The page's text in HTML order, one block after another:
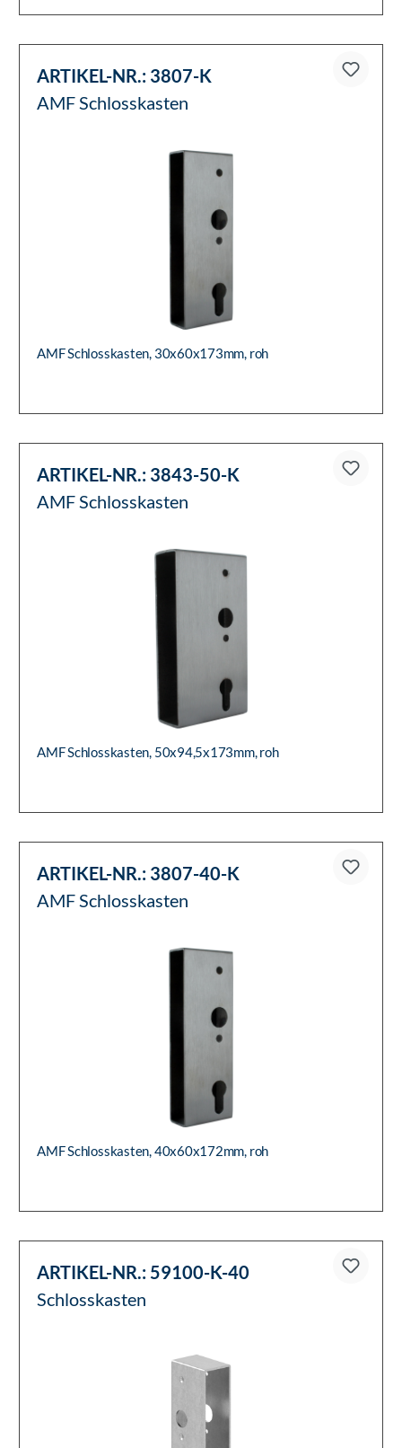
ARTIKEL-NR.: 3807-K
AMF Schlosskasten
AMF Schlosskasten, 30x60x173mm, roh
ARTIKEL-NR.: 3843-50-K
AMF Schlosskasten
AMF Schlosskasten, 50x94,5x173mm, roh
ARTIKEL-NR.: 3807-40-K
AMF Schlosskasten
AMF Schlosskasten, 40x60x172mm, roh
ARTIKEL-NR.: 59100-K-40
Schlosskasten